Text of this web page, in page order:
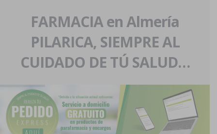
La farmacia
Nuestra historia
Nuestro equipo
Eventos
Servicios y reservas
Pedidos express
Blog
Contacto
FARMACIA en Almería
PILARICA, SIEMPRE AL
CUIDADO DE TÚ SALUD…